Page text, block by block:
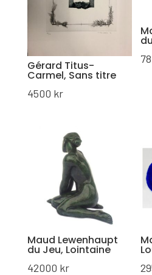
Gérard Titus-
Carmel, Sans titre
4500 kr
Maud Lewenhaupt
du Jeu, Lointaine
42000 kr